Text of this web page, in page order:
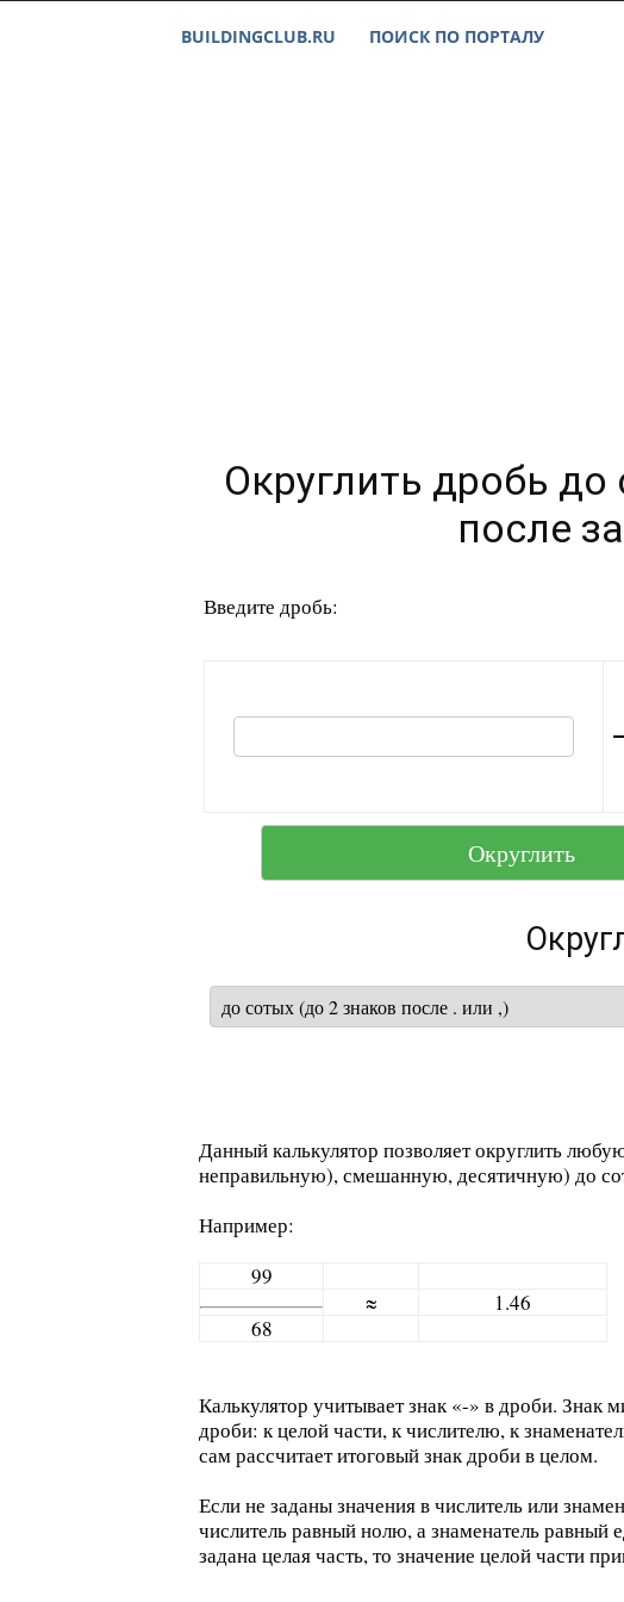
BUILDINGCLUB.RU ПОИСК ПО ПОРТАЛУ
Округлить дробь
после
Введите дробь:
Округлить
Данный калькулятор позволяет округлить
неправильную), смешанную, десятичную) до
Например:
99
≈
1.46
68
Калькулятор учитывает знак «-» в дроби.
дроби: к целой части, к числителю, к
сам рассчитает итоговый знак дроби в целом.
Если не заданы значения в числитель или
числитель равный нолю, а знаменатель равный
задана целая часть, то значение целой части